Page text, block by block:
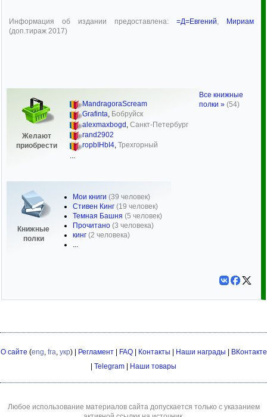
Информация об издании предоставлена: =Д=Евгений
Мириам
(доп.тираж 2017)
Желают
приобрести
MandragoraScream
Grafinta, Бобруйск
alexmaxbogd Санкт-Петербург
rand2902
ropbIHbI4, Трехгорный
Книжные
полки
Мои книги (39 человек)
Стивен Кинг (19 человек)
Темная Башня (5 человек)
Прочитано (3 человека)
кинг (2 человека)
...
Все книжные
полки » (54)
О сайте (eng, fra, укр) | Регламент| FAQ| Контакты Наши награды
ВКонтакте
Telegram Наши товары
Любое использование материалов сайта допускается только с указанием